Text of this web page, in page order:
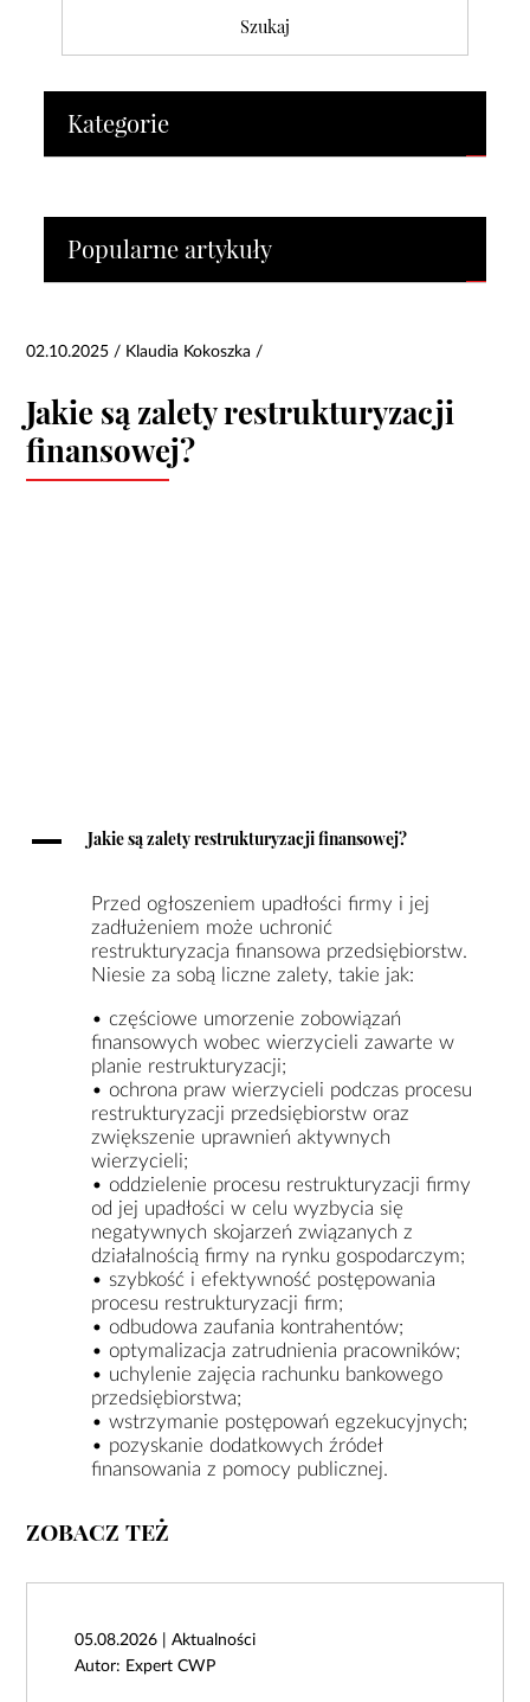
Kategorie
Popularne artykuły
02.10.2025 / Klaudia Kokoszka /
Jakie są zalety restrukturyzacji
finansowej?
A Jakie są zalety restrukturyzacji finansowej?
Przed ogłoszeniem upadłości firmy i jej
zadłużeniem może uchronić
restrukturyzacja finansowa przedsiębiorstw.
Niesie za sobą liczne zalety, takie jak:
• częściowe umorzenie zobowiązań
finansowych wobec wierzycieli zawarte w
planie restrukturyzacji;
• ochrona praw wierzycieli podczas procesu
restrukturyzacji przedsiębiorstw oraz
zwiększenie uprawnień aktywnych
wierzycieli;
• oddzielenie procesu restrukturyzacji firmy
od jej upadłości w celu wyzbycia się
negatywnych skojarzeń związanych z
działalnością firmy na rynku gospodarczym;
• szybkość i efektywność postępowania
procesu restrukturyzacji firm;
• odbudowa zaufania kontrahentów;
• optymalizacja zatrudnienia pracowników;
• uchylenie zajęcia rachunku bankowego
przedsiębiorstwa;
• wstrzymanie postępowań egzekucyjnych;
• pozyskanie dodatkowych źródeł
finansowania z pomocy publicznej.
ZOBACZ TEŻ
05.08.2026 | Aktualności
Autor: Expert CWP